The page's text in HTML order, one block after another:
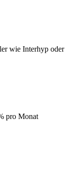
wie Interhyp oder
pro Monat